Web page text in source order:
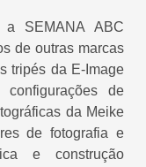
a SEMANA ABC
de outras marcas
tripés da E-Image
configurações de
da Meike
de fotografia e
e construção